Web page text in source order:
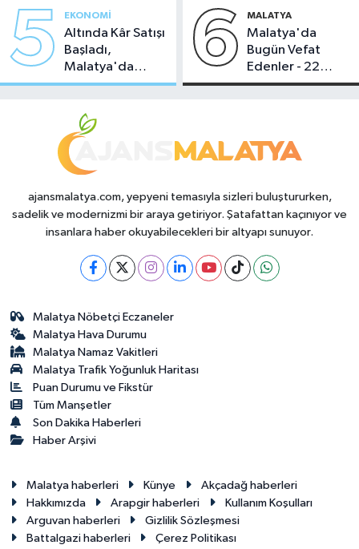
5 EKONOMI
Altında Kâr Satışı
Başladı,
Malatya'da
Makas Ne
6 MALATYA
Malatya'da
Bugün Vefat
Edenler - 22
Temmuz 2026
ajansmalatya.com, yepyeni temasıyla sizleri buluştururken,
sadelik ve modernizmi bir araya getiriyor. Şatafattan kaçınıyor ve
insanlara haber okuyabilecekleri bir altyapı sunuyor.
Malatya Nöbetçi Eczaneler
Malatya Hava Durumu
Malatya Namaz Vakitleri
Malatya Trafik Yoğunluk Haritası
Puan Durumu ve Fikstür
Tüm Manşetler
Son Dakika Haberleri
Haber Arşivi
Malatya haberleri Künye
Akçadağ haberleri
Hakkımızda
Arapgir haberleri
Kullanım Koşulları
Arguvan haberleri
Gizlilik Sözleşmesi
Battalgazi haberleri
Çerez Politikası